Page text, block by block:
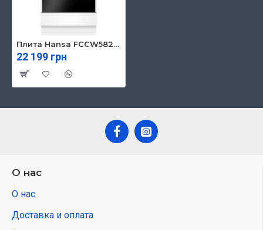
Плита Hansa FCCW58208
22 199 грн
О нас
О нас
Доставка и оплата